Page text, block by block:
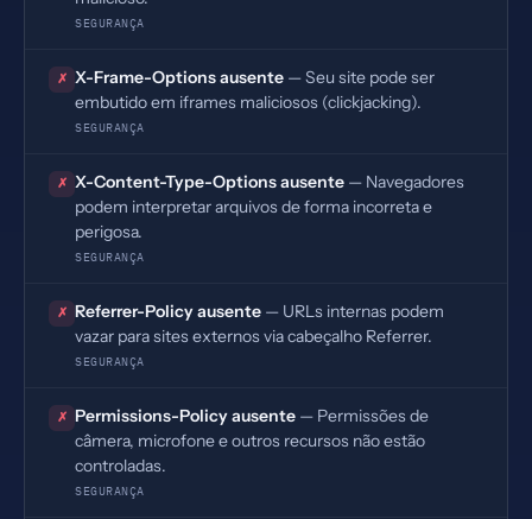
SEGURANÇA
✗ X-Frame-Options ausente — Seu site pode ser
embutido em iframes maliciosos (clickjacking).
SEGURANÇA
✗ X-Content-Type-Options ausente — Navegadores
podem interpretar arquivos de forma incorreta e
perigosa.
SEGURANÇA
✗ Referrer-Policy ausente — URLs internas podem
vazar para sites externos via cabeçalho Referrer.
SEGURANÇA
✗ Permissions-Policy ausente — Permissões de
câmera, microfone e outros recursos não estão
controladas.
SEGURANÇA